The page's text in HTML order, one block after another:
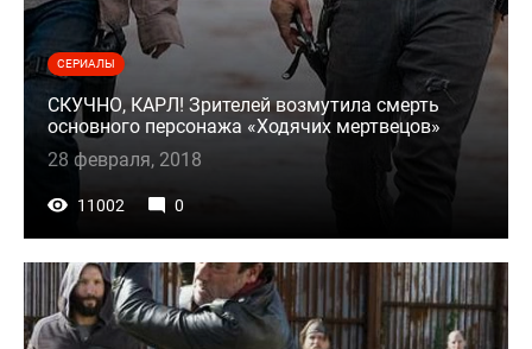
СЕРИАЛЫ
СКУЧНО, КАРЛ! Зрителей возмутила смерть
основного персонажа «Ходячих мертвецов»
28 февраля, 2018
11002 0